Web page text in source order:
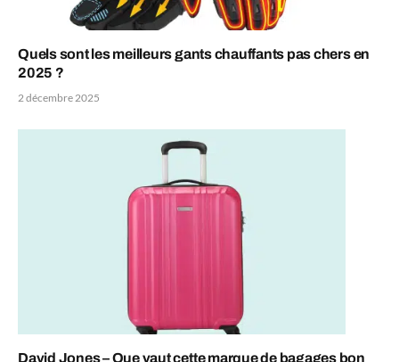
Quels sont les meilleurs gants chauffants pas chers en
2025 ?
2 décembre 2025
David Jones – Que vaut cette marque de bagages bon